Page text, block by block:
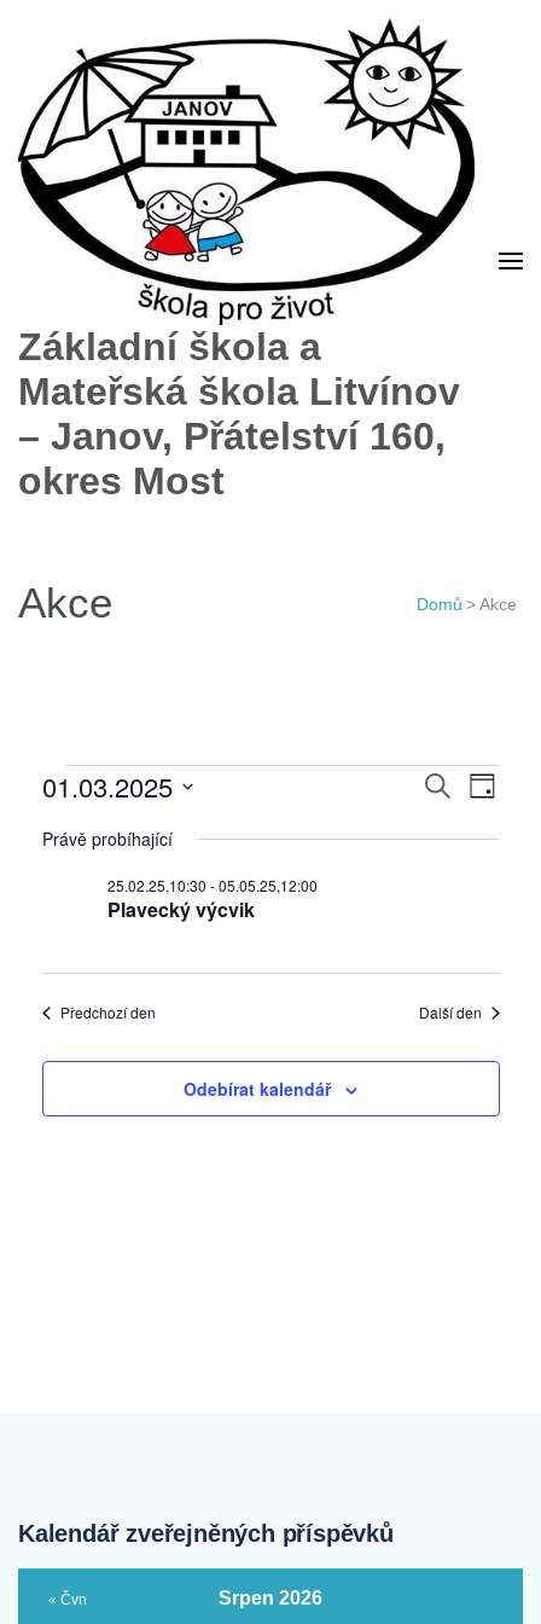
Základní škola a
Mateřská škola Litvínov
– Janov, Přátelství 160,
okres Most
Akce Domů >Akce
Akce
01.03.25
hledání
Hledat
Den
01.03.2025
datum.
Právě probíhající
Plavecký výcvik
25.02.25,10:30 -05.05.25,12:00
Předchozí den Další den
Odebírat kalendář
Kalendář zveřejněných příspěvků
Srpen 2026
« Čvn